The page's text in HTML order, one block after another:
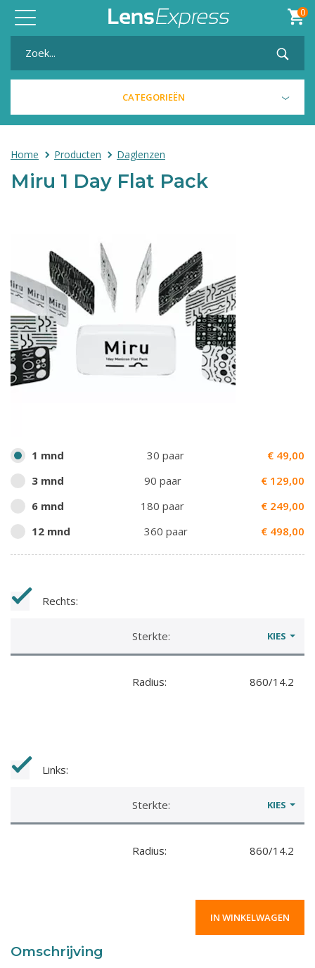
Toggle
navigation
0
CATEGORIEËN
Home Producten Daglenzen
Miru 1 Day Flat Pack
1 mnd 30 paar € 49,00
3 mnd
90 paar € 129,00
6 mnd
180 paar € 249,00
12 mnd
360 paar € 498,00
Rechts:
Sterkte: KIES
Radius: 860/14.2
Links:
Sterkte: KIES
Radius: 860/14.2
Omschrijving